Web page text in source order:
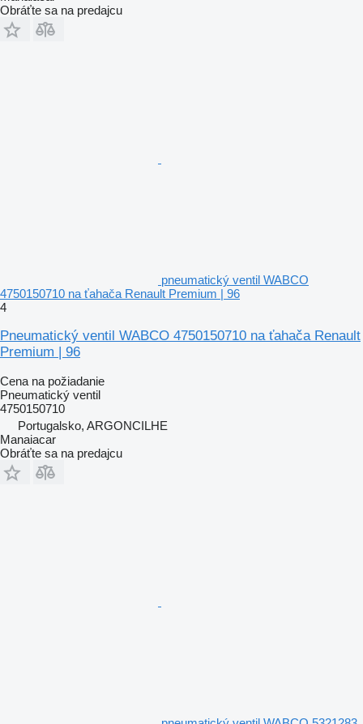
Obráťte sa na predajcu
pneumatický ventil WABCO
4750150710 na ťahača Renault Premium | 96
4
Pneumatický ventil WABCO 4750150710 na ťahača Renault
Premium | 96
Cena na požiadanie
Pneumatický ventil
4750150710
Portugalsko, ARGONCILHE
Manaiacar
Obráťte sa na predajcu